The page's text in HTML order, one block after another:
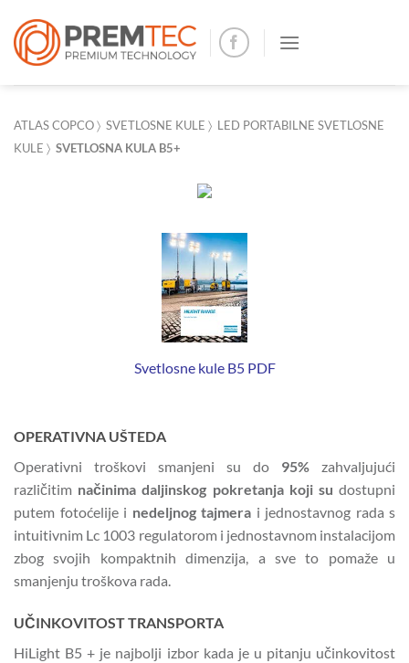
content
ATLAS COPCO〉 SVETLOSNE KULE 〉 LED PORTABILNE SVETLOSNE
KULE 〉 SVETLOSNA KULA B5+
Svetlosne kule B5 PDF
OPERATIVNA UŠTEDA
Operativni troškovi smanjeni su do 95% zahvaljujući
različitim načinima daljinskog pokretanja koji su dostupni
putem fotoćelije i nedeljnog tajmera i jednostavnog rada s
intuitivnim Lc 1003 regulatorom i jednostavnom instalacijom
zbog svojih kompaktnih dimenzija, a sve to pomaže u
smanjenju troškova rada.
UČINKOVITOST TRANSPORTA
HiLight B5 + je najbolji izbor kada je u pitanju učinkovitost